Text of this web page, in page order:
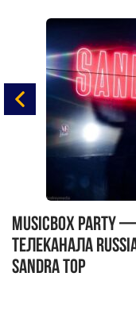
MUSICBOX
телеканала
Sandra Top